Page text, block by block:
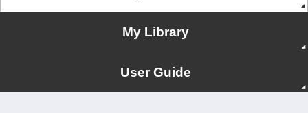
My Library
User Guide